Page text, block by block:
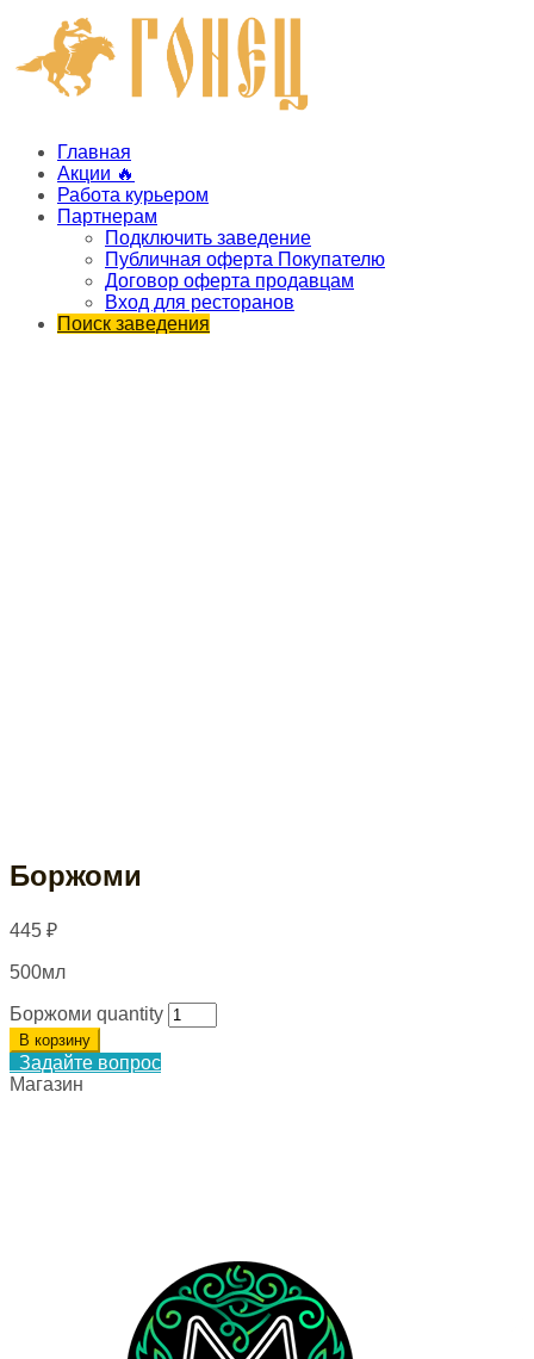
Главная
Акции 🔥
Работа курьером
Партнерам
Подключить заведение
Публичная оферта Покупателю
Договор оферта продавцам
Вход для ресторанов
Поиск заведения
Боржоми
445 ₽
500мл
Боржоми quantity
В корзину
Задайте вопрос
Магазин